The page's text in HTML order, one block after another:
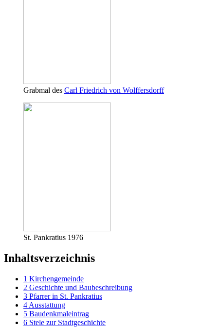
Grabmal des Carl Friedrich von Wolffersdorff
St. Pankratius 1976
Inhaltsverzeichnis
1 Kirchengemeinde
2 Geschichte und Baubeschreibung
3 Pfarrer in St. Pankratius
4 Ausstattung
5 Baudenkmaleintrag
6 Stele zur Stadtgeschichte